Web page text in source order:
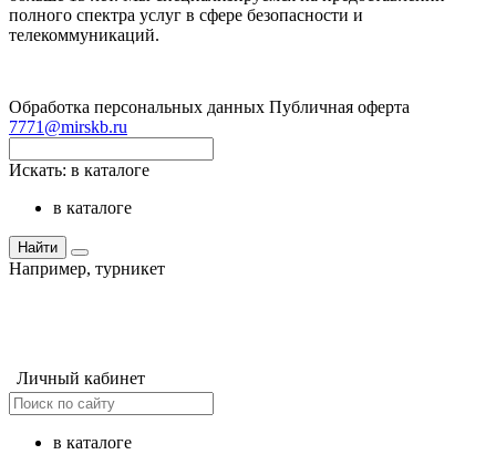
полного спектра услуг в сфере безопасности и
телекоммуникаций.
Обработка персональных данных Публичная оферта
7771@mirskb.ru
Искать: в каталоге
в каталоге
Найти
Например, турникет
Личный кабинет
в каталоге